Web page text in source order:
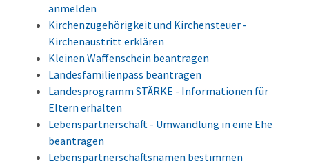
anmelden
Kirchenzugehörigkeit und Kirchensteuer -
Kirchenaustritt erklären
Kleinen Waffenschein beantragen
Landesfamilienpass beantragen
Landesprogramm STÄRKE - Informationen für
Eltern erhalten
Lebenspartnerschaft - Umwandlung in eine Ehe
beantragen
Lebenspartnerschaftsnamen bestimmen